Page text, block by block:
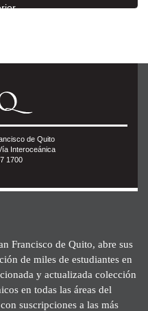
de Quito
Interoceánica
1700
Francisco de Quito, abre sus
de miles de estudiantes en
y actualizada colección
en todas las áreas del
suscripciones a las más